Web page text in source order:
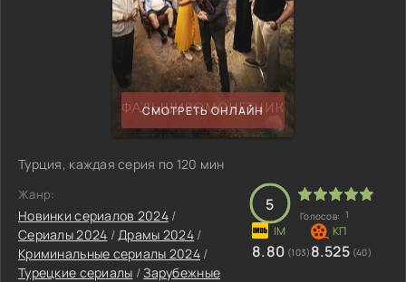
СМОТРЕТЬ ОНЛАЙН
Турция, каждая серия по 120 мин
Жанр:
Новинки сериалов 2024/
Сериалы 2024 /Драмы 2024 /
Криминальные сериалы 2024 /
Турецкие сериалы /Зарубежные
5
Голосов: 1
8.80 (103) 8.525 (40)